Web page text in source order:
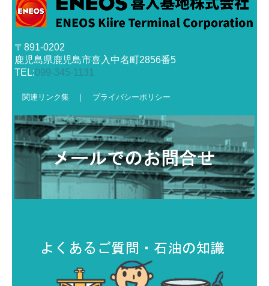
〒891-0202
鹿児島県鹿児島市喜入中名町2856番5
TEL:099-345-1131
関連 リンク集 ｜ プライバシーポリ シー